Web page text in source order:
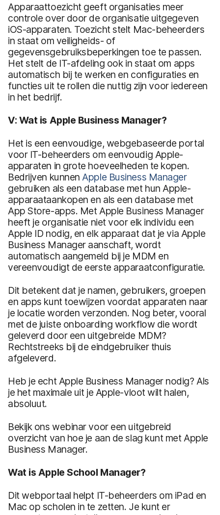
Apparaattoezicht geeft organisaties meer
controle over door de organisatie uitgegeven
iOS-apparaten. Toezicht stelt Mac-beheerders
in staat om veiligheids- of
gegevensgebruiksbeperkingen toe te passen.
Het stelt de IT-afdeling ook in staat om apps
automatisch bij te werken en configuraties en
functies uit te rollen die nuttig zijn voor iedereen
in het bedrijf.
V: Wat is Apple Business Manager?
Het is een eenvoudige, webgebaseerde portal
voor IT-beheerders om eenvoudig Apple-
apparaten in grote hoeveelheden te kopen.
Bedrijven kunnen Apple Business Manager
gebruiken als een database met hun Apple-
apparaataankopen en als een database met
App Store-apps. Met Apple Business Manager
heeft je organisatie niet voor elk individu een
Apple ID nodig, en elk apparaat dat je via Apple
Business Manager aanschaft, wordt
automatisch aangemeld bij je MDM en
vereenvoudigt de eerste apparaatconfiguratie.
Dit betekent dat je namen, gebruikers, groepen
en apps kunt toewijzen voordat apparaten naar
je locatie worden verzonden. Nog beter, vooral
met de juiste onboarding workflow die wordt
geleverd door een uitgebreide MDM?
Rechtstreeks bij de eindgebruiker thuis
afgeleverd.
Heb je echt Apple Business Manager nodig? Als
je het maximale uit je Apple-vloot wilt halen,
absoluut.
Bekijk ons webinar voor een uitgebreid
overzicht van hoe je aan de slag kunt met Apple
Business Manager.
Wat is Apple School Manager?
Dit webportaal helpt IT-beheerders om iPad en
Mac op scholen in te zetten. Je kunt er